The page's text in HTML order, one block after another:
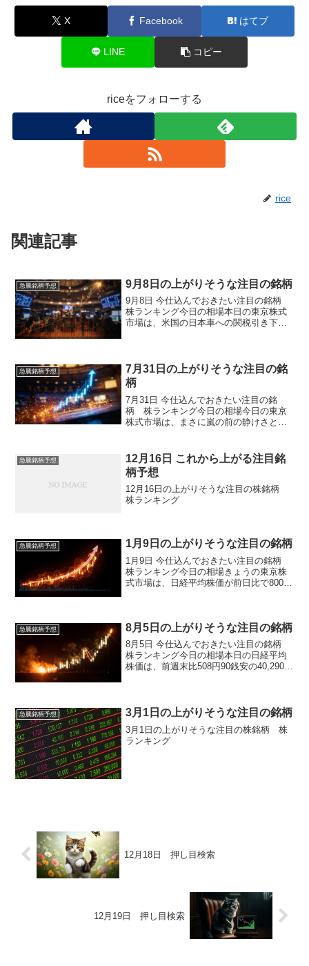
X Facebook はてブ
LINE コピー
riceをフォローする
rice
関連記事
急騰銘柄予想 9月8日の上がりそうな注目の銘柄
9月8日 今仕込んでおきたい注目の銘柄
株ランキング今日の相場本日の東京株式
市場は、米国の日本車への関税引き下げ
し、...
急騰銘柄予想
7月31日の上がりそうな注目の銘
柄
7月31日 今仕込んでおきたい注目の銘
柄 株ランキング今日の相場今日の東京
株式市場は、まさに嵐の前の静けさとい
幅はわずか19円ほどで、実質的にはほぼ
横ばいでした。むし...
急騰銘柄予想
12月16日 これから上がる注目銘
柄予想
12月16日の上がりそうな注目の株銘柄
株ランキング
急騰銘柄予想 1月9日の上がりそうな注目の銘柄
1月9日 今仕込んでおきたい注目の銘柄
株ランキング今日の相場きょうの東京株
式市場は、日経平均株価が前日比で800円
る一方、ナスダッ...
急騰銘柄予想 8月5日の上がりそうな注目の銘柄
8月5日 今仕込んでおきたい注目の銘柄
株ランキング今日の相場本日の日経平均
株価は、前週末比508円90銭安の40,290円
正さ...
急騰銘柄予想 3月1日の上がりそうな注目の銘柄
3月1日の上がりそうな注目の株銘柄 株
ランキング
12月18日 押し目検索
12月19日 押し目検索